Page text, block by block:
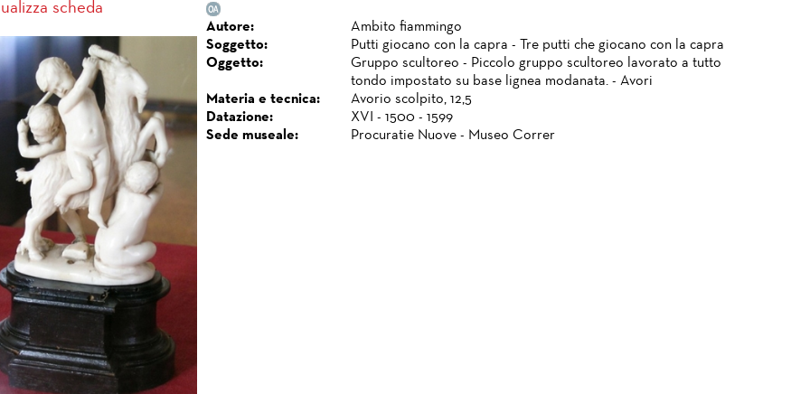
scheda
Autore:
Ambito fiammingo
Soggetto:
Putti giocano con la capra - Tre putti che giocano con la capra
Oggetto:
Gruppo scultoreo - Piccolo gruppo scultoreo lavorato a tutto
tondo impostato su base lignea modanata. - Avori
Materia e tecnica:
Avorio scolpito, 12,5
Datazione:
XVI - 1500 - 1599
Sede museale:
Procuratie Nuove - Museo Correr